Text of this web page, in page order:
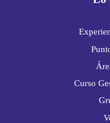
Curso